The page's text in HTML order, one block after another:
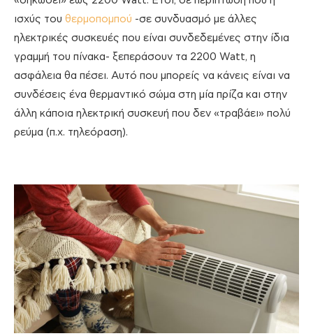
ισχύς του θερμοπομπού -σε συνδυασμό με άλλες
ηλεκτρικές συσκευές που είναι συνδεδεμένες στην ίδια
γραμμή του πίνακα- ξεπεράσουν τα 2200 Watt, η
ασφάλεια θα πέσει. Αυτό που μπορείς να κάνεις είναι να
συνδέσεις ένα θερμαντικό σώμα στη μία πρίζα και στην
άλλη κάποια ηλεκτρική συσκευή που δεν «τραβάει» πολύ
ρεύμα (π.χ. τηλεόραση).